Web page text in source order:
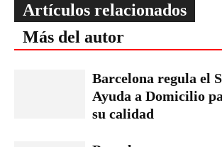
Artículos relacionados
Más del autor
Barcelona regula el
Ayuda a Domicilio
su calidad